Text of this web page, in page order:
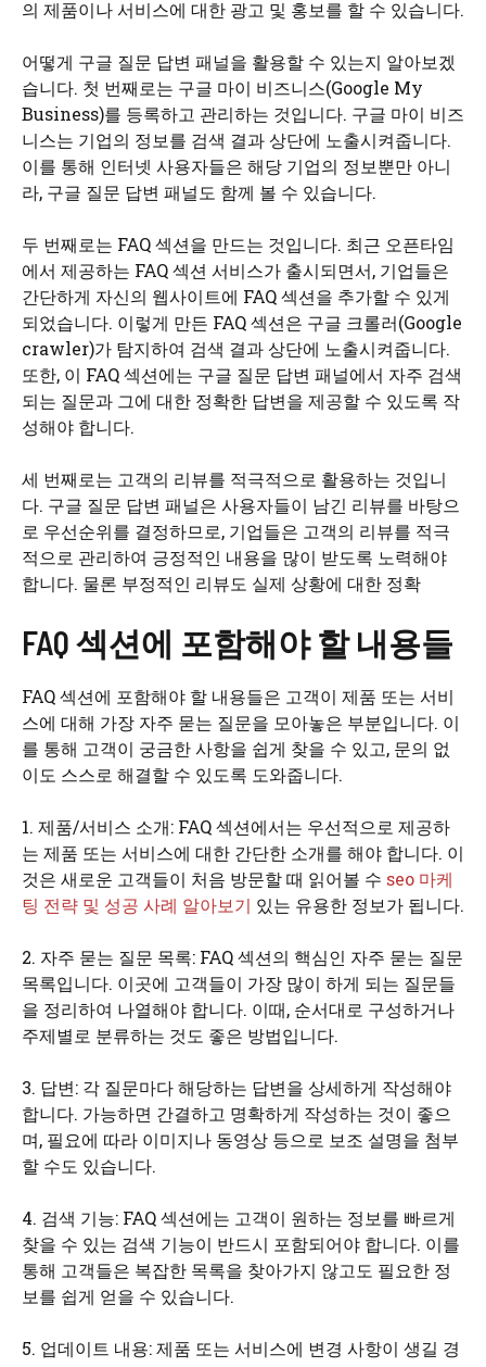
의 제품이나 서비스에 대한 광고 및 홍보를 할 수 있습니다.
어떻게 구글 질문 답변 패널을 활용할 수 있는지 알아보겠
습니다. 첫 번째로는 구글 마이 비즈니스(Google My
Business)를 등록하고 관리하는 것입니다. 구글 마이 비즈
니스는 기업의 정보를 검색 결과 상단에 노출시켜줍니다.
이를 통해 인터넷 사용자들은 해당 기업의 정보뿐만 아니
라, 구글 질문 답변 패널도 함께 볼 수 있습니다.
두 번째로는 FAQ 섹션을 만드는 것입니다. 최근 오픈타임
에서 제공하는 FAQ 섹션 서비스가 출시되면서, 기업들은
간단하게 자신의 웹사이트에 FAQ 섹션을 추가할 수 있게
되었습니다. 이렇게 만든 FAQ 섹션은 구글 크롤러(Google
crawler)가 탐지하여 검색 결과 상단에 노출시켜줍니다.
또한, 이 FAQ 섹션에는 구글 질문 답변 패널에서 자주 검색
되는 질문과 그에 대한 정확한 답변을 제공할 수 있도록 작
성해야 합니다.
세 번째로는 고객의 리뷰를 적극적으로 활용하는 것입니
다. 구글 질문 답변 패널은 사용자들이 남긴 리뷰를 바탕으
로 우선순위를 결정하므로, 기업들은 고객의 리뷰를 적극
적으로 관리하여 긍정적인 내용을 많이 받도록 노력해야
합니다. 물론 부정적인 리뷰도 실제 상황에 대한 정확
FAQ 섹션에 포함해야 할 내용들
FAQ 섹션에 포함해야 할 내용들은 고객이 제품 또는 서비
스에 대해 가장 자주 묻는 질문을 모아놓은 부분입니다. 이
를 통해 고객이 궁금한 사항을 쉽게 찾을 수 있고, 문의 없
이도 스스로 해결할 수 있도록 도와줍니다.
1. 제품/서비스 소개: FAQ 섹션에서는 우선적으로 제공하
는 제품 또는 서비스에 대한 간단한 소개를 해야 합니다. 이
것은 새로운 고객들이 처음 방문할 때 읽어볼 수 seo 마케
팅 전략 및 성공 사례 알아보기 있는 유용한 정보가 됩니다.
2. 자주 묻는 질문 목록: FAQ 섹션의 핵심인 자주 묻는 질문
목록입니다. 이곳에 고객들이 가장 많이 하게 되는 질문들
을 정리하여 나열해야 합니다. 이때, 순서대로 구성하거나
주제별로 분류하는 것도 좋은 방법입니다.
3. 답변: 각 질문마다 해당하는 답변을 상세하게 작성해야
합니다. 가능하면 간결하고 명확하게 작성하는 것이 좋으
며, 필요에 따라 이미지나 동영상 등으로 보조 설명을 첨부
할 수도 있습니다.
4. 검색 기능: FAQ 섹션에는 고객이 원하는 정보를 빠르게
찾을 수 있는 검색 기능이 반드시 포함되어야 합니다. 이를
통해 고객들은 복잡한 목록을 찾아가지 않고도 필요한 정
보를 쉽게 얻을 수 있습니다.
5. 업데이트 내용: 제품 또는 서비스에 변경 사항이 생길 경